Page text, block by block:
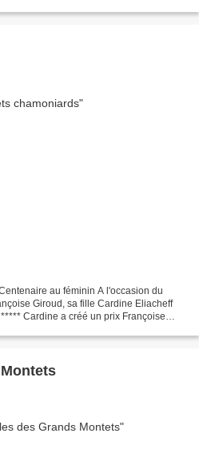
au féminin A l'occasion du
Giroud, sa fille Cardine Eliacheff
Cardine a créé un prix Françoise